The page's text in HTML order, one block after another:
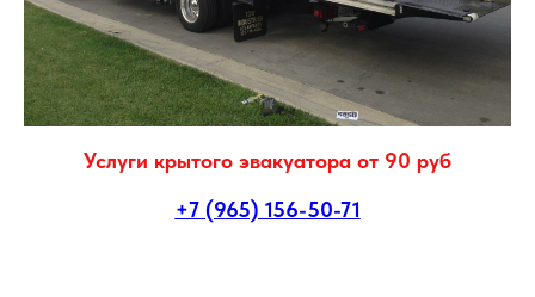
Услуги крытого эвакуатора от 90 руб
+7 (965) 156-50-71